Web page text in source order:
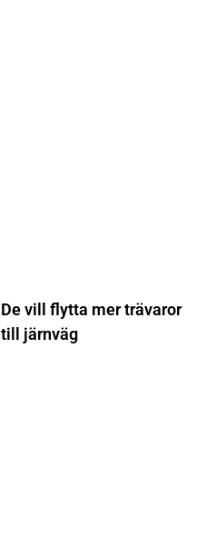
De vill flytta mer trävaror
till järnväg